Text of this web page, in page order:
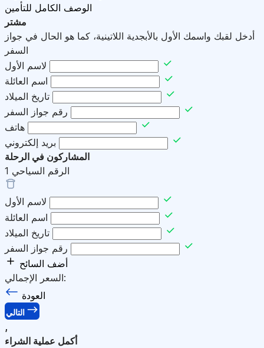
الوصف الكامل للتأمين
مشتر
أدخل لقبك واسمك الأول بالأبجدية اللاتينية، كما هو الحال في جواز
السفر
لاسم الأول
اسم العائلة
تاريخ الميلاد
رقم جواز السفر
هاتف
بريد إلكتروني
المشاركون في الرحلة
الرقم السياحي 1
لاسم الأول
اسم العائلة
تاريخ الميلاد
رقم جواز السفر
أضف السائح
السعر الإجمالي:
العودة
التالي
,
أكمل عملية الشراء